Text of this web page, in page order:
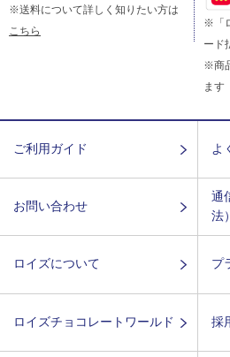
※送料について詳しく知りたい方は
こちら
※「
ード
※商
ます
ご利用ガイド よ
お問い合わせ
通
法
ロイズについて プ
ロイズチョコレートワールド 採